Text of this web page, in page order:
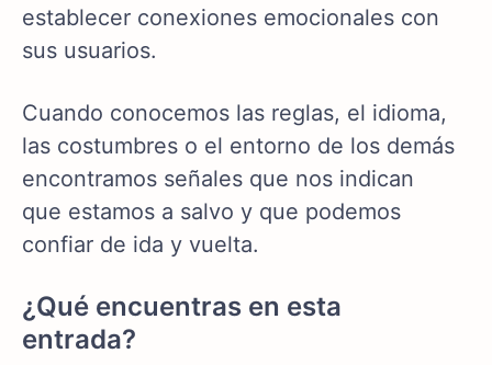
establecer conexiones emocionales con
sus usuarios.
Cuando conocemos las reglas, el idioma,
las costumbres o el entorno de los demás
encontramos señales que nos indican
que estamos a salvo y que podemos
confiar de ida y vuelta.
¿Qué encuentras en esta
entrada?